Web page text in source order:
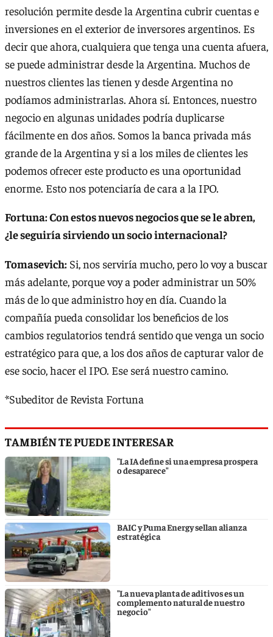
resolución permite desde la Argentina cubrir cuentas e
inversiones en el exterior de inversores argentinos. Es
decir que ahora, cualquiera que tenga una cuenta afuera,
se puede administrar desde la Argentina. Muchos de
nuestros clientes las tienen y desde Argentina no
podíamos administrarlas. Ahora sí. Entonces, nuestro
negocio en algunas unidades podría duplicarse
fácilmente en dos años. Somos la banca privada más
grande de la Argentina y si a los miles de clientes les
podemos ofrecer este producto es una oportunidad
enorme. Esto nos potenciaría de cara a la IPO.
Fortuna: Con estos nuevos negocios que se le abren,
¿le seguiría sirviendo un socio internacional?
Tomasevich: Si, nos serviría mucho, pero lo voy a buscar
más adelante, porque voy a poder administrar un 50%
más de lo que administro hoy en día. Cuando la
compañía pueda consolidar los beneficios de los
cambios regulatorios tendrá sentido que venga un socio
estratégico para que, a los dos años de capturar valor de
ese socio, hacer el IPO. Ese será nuestro camino.
*Subeditor de Revista Fortuna
TAMBIÉN TE PUEDE INTERESAR
"La IA define si una empresa prospera
o desaparece"
BAIC y Puma Energy sellan alianza
estratégica
"La nueva planta de aditivos es un
complemento natural de nuestro
negocio"